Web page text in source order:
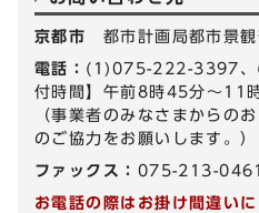
京都市 都市計画局都市景
電話： (1)075-222-3397
付時間】午前8時45分～11
（事業者のみなさまからの
のご協力をお願いします。）
ファックス： 075-213-0461
お電話の際はお掛け間違い